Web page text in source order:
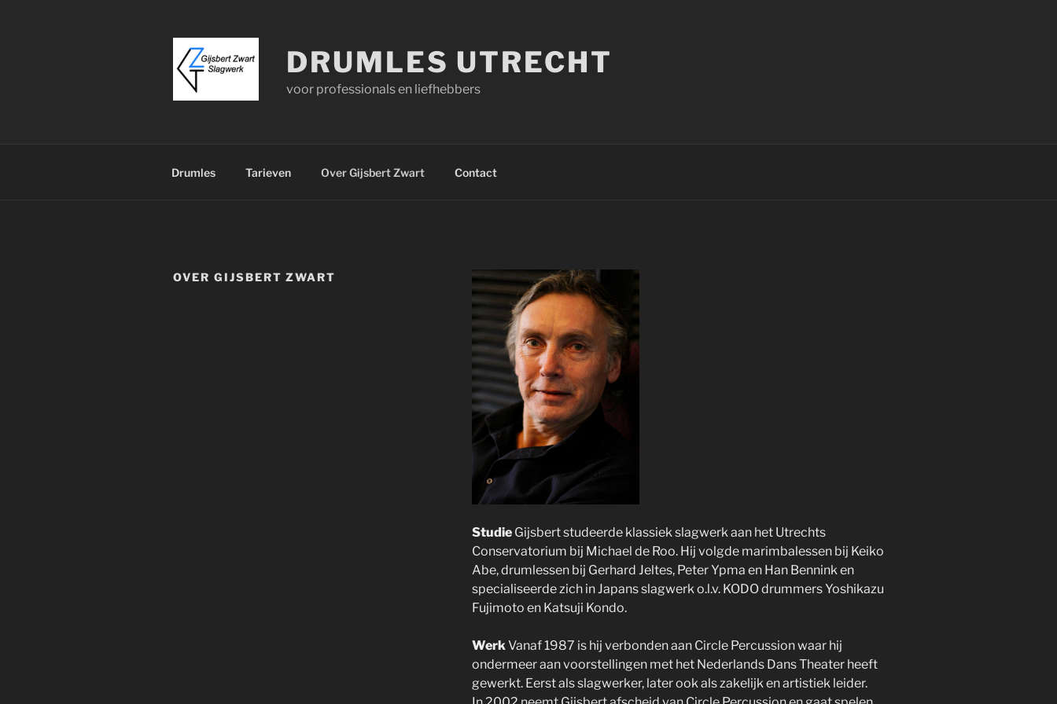
DRUMLES UTRECHT
voor professionals en liefhebbers
Drumles Tarieven Over Gijsbert Zwart Contact
OVER GIJSBERT ZWART
StudieGijsbert studeerde klassiek slagwerk aan het Utrechts
Conservatorium bij Michael de Roo. Hij volgde marimbalessen bij Keiko
Abe, drumlessen bij Gerhard Jeltes, Peter Ypma en Han Bennink en
specialiseerde zich in Japans slagwerk o.l.v. KODO drummers Yoshikazu
Fujimoto en Katsuji Kondo.
WerkVanaf 1987 is hij verbonden aan Circle Percussion waar hij
ondermeer aan voorstellingen met het Nederlands Dans Theater heeft
gewerkt. Eerst als slagwerker, later ook als zakelijk en artistiek leider.